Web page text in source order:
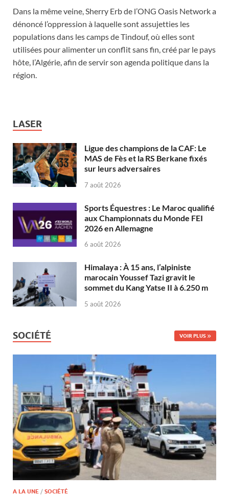
Dans la même veine, Sherry Erb de l’ONG Oasis Network a
dénoncé l’oppression à laquelle sont assujetties les
populations dans les camps de Tindouf, où elles sont
utilisées pour alimenter un conflit sans fin, créé par le pays
hôte, l’Algérie, afin de servir son agenda politique dans la
région.
LASER
Ligue des champions de la CAF: Le
MAS de Fès et la RS Berkane fixés
sur leurs adversaires
7 août 2026
Sports Équestres : Le Maroc qualifié
aux Championnats du Monde FEI
2026 en Allemagne
6 août 2026
Himalaya : À 15 ans, l’alpiniste
marocain Youssef Tazi gravit le
sommet du Kang Yatse II à 6.250 m
5 août 2026
SOCIÉTÉ VOIR PLUS
A LA UNE / SOCIÉTÉ